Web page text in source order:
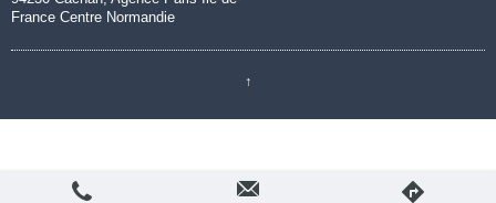
France Centre Normandie
↑